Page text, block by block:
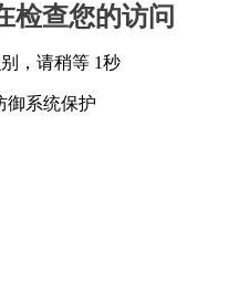
检查您的访问
，请稍等 1秒
御系统保护